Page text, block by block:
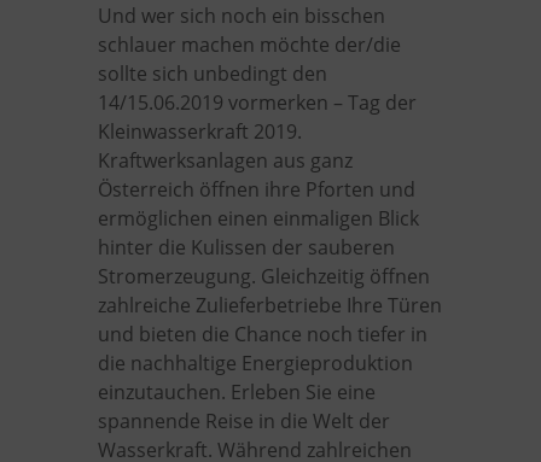
Und wer sich noch ein bisschen
schlauer machen möchte der/die
sollte sich unbedingt den
14/15.06.2019 vormerken – Tag der
Kleinwasserkraft 2019.
Kraftwerksanlagen aus ganz
Österreich öffnen ihre Pforten und
ermöglichen einen einmaligen Blick
hinter die Kulissen der sauberen
Stromerzeugung. Gleichzeitig öffnen
zahlreiche Zulieferbetriebe Ihre Türen
und bieten die Chance noch tiefer in
die nachhaltige Energieproduktion
einzutauchen. Erleben Sie eine
spannende Reise in die Welt der
Wasserkraft. Während zahlreichen